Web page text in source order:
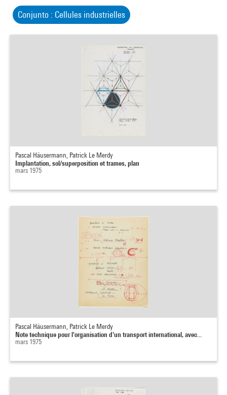
Conjunto : Cellules industrielles
Pascal Häusermann, Patrick Le Merdy
Implantation, sol/superposition et trames, plan
mars 1975
Pascal Häusermann, Patrick Le Merdy
Note technique pour l'organisation d'un transport international, avec...
mars 1975